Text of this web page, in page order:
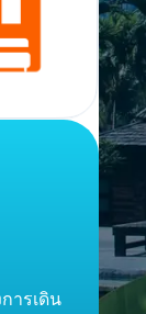
ารเดิน